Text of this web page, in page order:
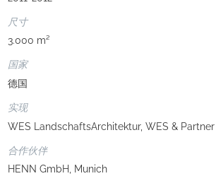
尺寸
3.000 m²
国家
德国
实现
WES LandschaftsArchitektur, WES & Partner
合作伙伴
HENN GmbH, Munich